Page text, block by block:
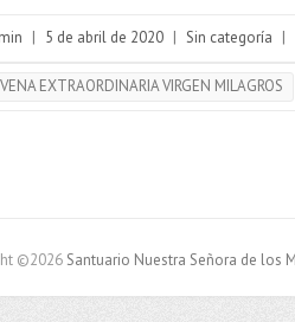
| 5 de abril de 2020 | Sin categoría |
EXTRAORDINARIA VIRGEN MILAGROS
©2026 Santuario Nuestra Señora de los